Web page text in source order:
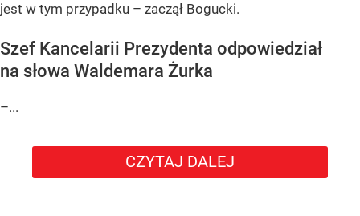
jest w tym przypadku – zaczął Bogucki.
Szef Kancelarii Prezydenta odpowiedział
na słowa Waldemara Żurka
–...
CZYTAJ DALEJ